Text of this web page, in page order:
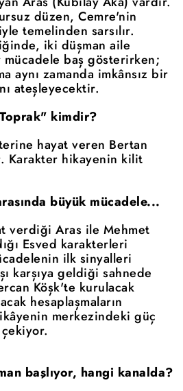
düzen, Cemre'nin
temelinden sarsılır.
iki düşman aile
mücadele baş gösterirken;
aynı zamanda imkânsız bir
ateşleyecektir.
kimdir?
hayat veren Bertan
Karakter hikayenin kilit
büyük mücadele...
verdiği Aras ile Mehmet
Esved karakterleri
ilk sinyalleri
karşıya geldiği sahnede
Köşk'te kurulacak
hesaplaşmaların
merkezindeki güç
başlıyor, hangi kanalda?